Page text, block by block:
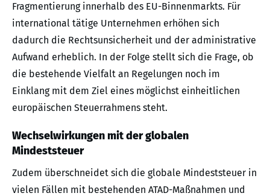
Fragmentierung innerhalb des EU-Binnenmarkts. Für
international tätige Unternehmen erhöhen sich
dadurch die Rechtsunsicherheit und der administrative
Aufwand erheblich. In der Folge stellt sich die Frage, ob
die bestehende Vielfalt an Regelungen noch im
Einklang mit dem Ziel eines möglichst einheitlichen
europäischen Steuerrahmens steht.
Wechselwirkungen mit der globalen
Mindeststeuer
Zudem überschneidet sich die globale Mindeststeuer in
vielen Fällen mit bestehenden ATAD-Maßnahmen und